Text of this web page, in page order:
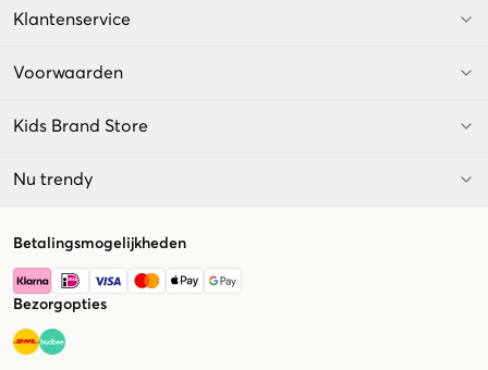
Klantenservice
Voorwaarden
Kids Brand Store
Nu trendy
Betalingsmogelijkheden
Bezorgopties